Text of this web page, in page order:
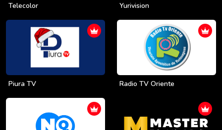
Telecolor Yurivision
Piura TV Radio TV Oriente